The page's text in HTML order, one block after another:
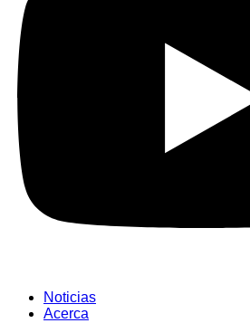
Noticias
Acerca